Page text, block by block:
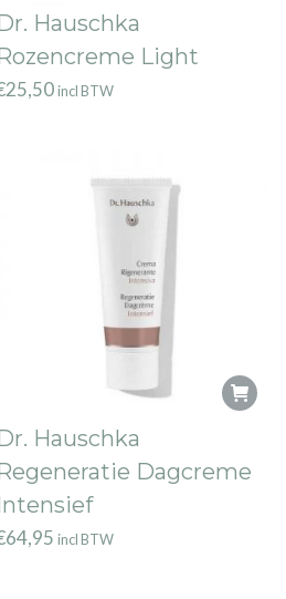
Hauschka
Light
25,50 incl BTW
Hauschka
Dagcreme
64,95 incl BTW